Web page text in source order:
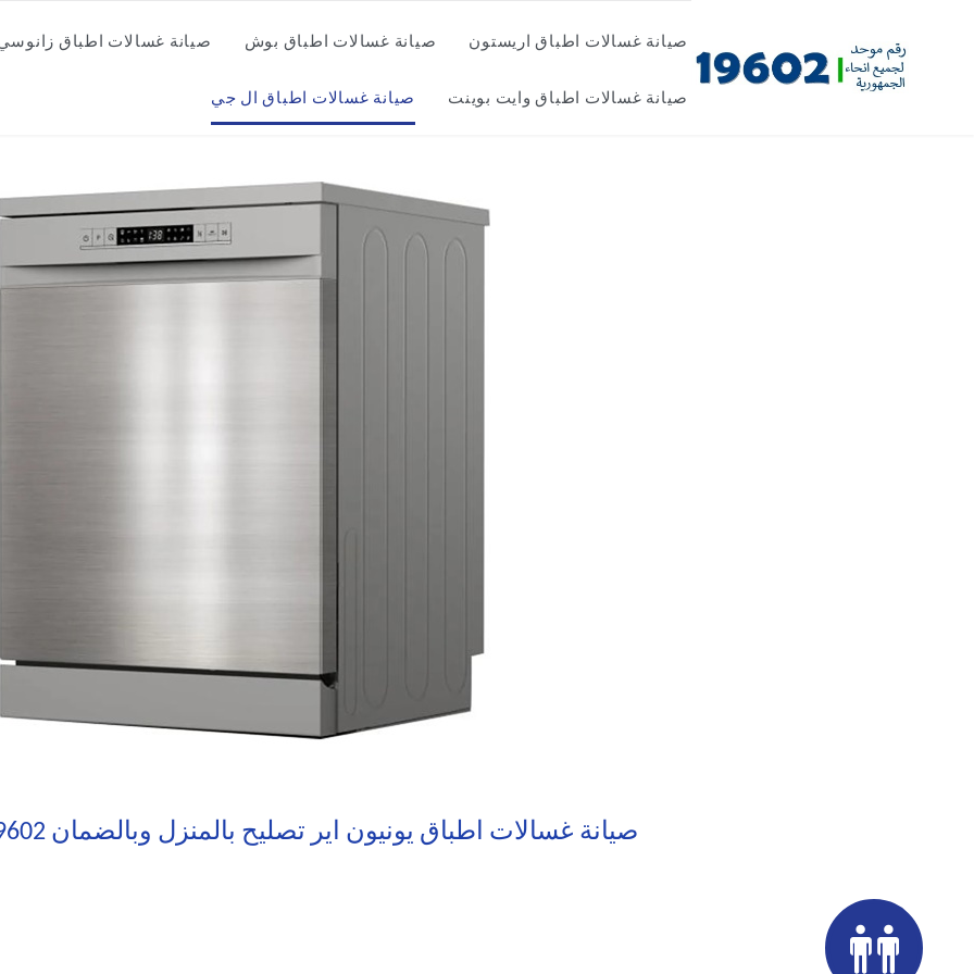
to
content
صيانة غسالات اطباق اريستون صيانة غسالات اطباق بوش صيانة غسالات اطباق
صيانة غسالات اطباق وايت بوينت صيانة غسالات اطباق ال جي
صيانة غسالات اطباق يونيون اير تصليح بالمنزل وبالضمان 19602
